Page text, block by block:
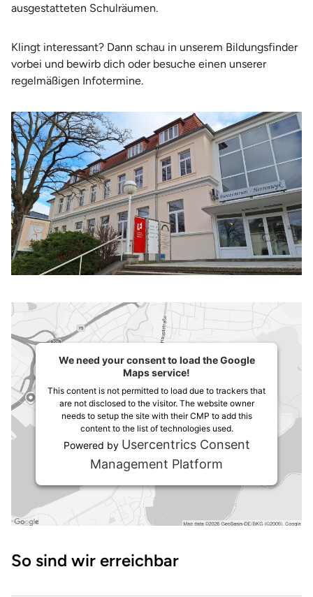
ausgestatteten Schulräumen.
Klingt interessant? Dann schau in unserem Bildungsfinder
vorbei und bewirb dich oder besuche einen unserer
regelmäßigen Infotermine.
Wegbeschreibung
We need your consent to load the Google
Maps service!
This content is not permitted to load due to trackers that
are not disclosed to the visitor. The website owner
needs to setup the site with their CMP to add this
content to the list of technologies used.
Powered by Usercentrics Consent
Management Platform
So sind wir erreichbar
Wirtschaft